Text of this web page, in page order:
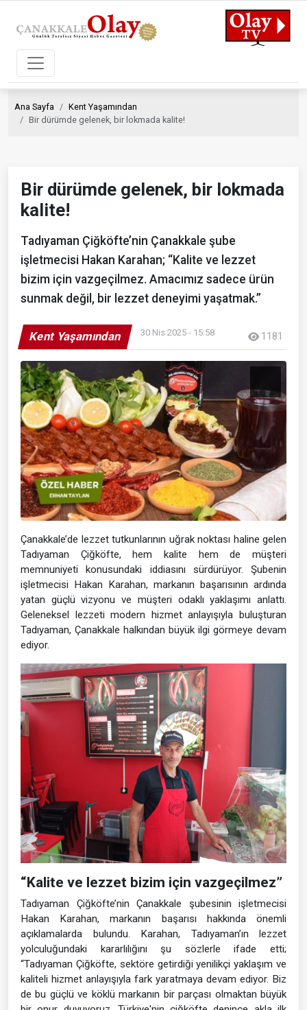
Ana Sayfa
Kent Yaşamından
Bir dürümde gelenek, bir lokmada kalite!
Bir dürümde gelenek, bir lokmada
kalite!
Tadıyaman Çiğköfte’nin Çanakkale şube
işletmecisi Hakan Karahan; “Kalite ve lezzet
bizim için vazgeçilmez. Amacımız sadece ürün
sunmak değil, bir lezzet deneyimi yaşatmak.”
Kent Yaşamından 30 Nis 2025 - 15:58 1181
Çanakkale’de lezzet tutkunlarının uğrak noktası haline gelen
Tadıyaman Çiğköfte, hem kalite hem de müşteri
memnuniyeti konusundaki iddiasını sürdürüyor. Şubenin
işletmecisi Hakan Karahan, markanın başarısının ardında
yatan güçlü vizyonu ve müşteri odaklı yaklaşımı anlattı.
Geleneksel lezzeti modern hizmet anlayışıyla buluşturan
Tadıyaman, Çanakkale halkından büyük ilgi görmeye devam
ediyor.
“Kalite ve lezzet bizim için vazgeçilmez”
Tadıyaman Çiğköfte’nin Çanakkale şubesinin işletmecisi
Hakan Karahan, markanın başarısı hakkında önemli
açıklamalarda bulundu. Karahan, Tadıyaman’ın lezzet
yolculuğundaki kararlılığını şu sözlerle ifade etti;
“Tadıyaman Çiğköfte, sektöre getirdiği yenilikçi yaklaşım ve
kaliteli hizmet anlayışıyla fark yaratmaya devam ediyor. Biz
de bu güçlü ve köklü markanın bir parçası olmaktan büyük